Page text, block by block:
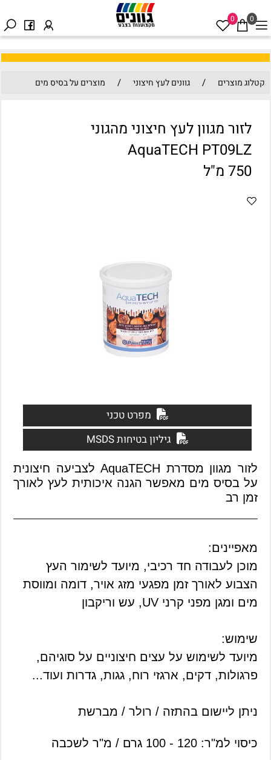
0
0
קטלוג מוצרים / גוונים לעץ חיצוני / מוצרים על בסיס מים
לזור מגוון לעץ חיצוני מהגוני
AquaTECH PT09LZ
750 מ"ל
מפרט טכני
גיליון בטיחות MSDS
לזור מגוון מסדרת AquaTECH לצביעה חיצונית
על בסיס מים מאפשר הגנה איכותית לעץ לאורך
זמן רב
מאפיינים:
מוכן לעבודה חד רכיבי, מיועד לשימור העץ
הצבוע לאורך זמן מפגעי מזג אויר, דומה ומווסת
מים ומגן מפני קרני UV, עש וריקבון
שימוש:
מיועד לשימוש על עצים חיצוניים על סוגיהם,
פרגולות, דקים, ארגזי רוח, גגות, גדרות ועוד...
ניתן ליישום בהתזה / רולר / מברשת
כיסוי למ"ר: 120 - 100 גרם / מ"ר לשכבה